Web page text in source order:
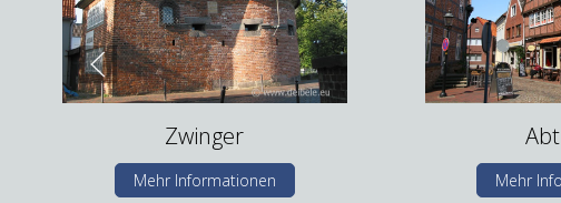
Zwinger
Mehr Informationen Mehr